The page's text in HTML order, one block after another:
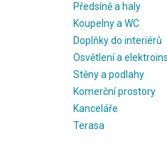
Předsíně a haly
Koupelny a WC
Doplňky do interiérů
Osvětlení a
Stěny a podlahy
Komerční prostory
Kanceláře
Terasa